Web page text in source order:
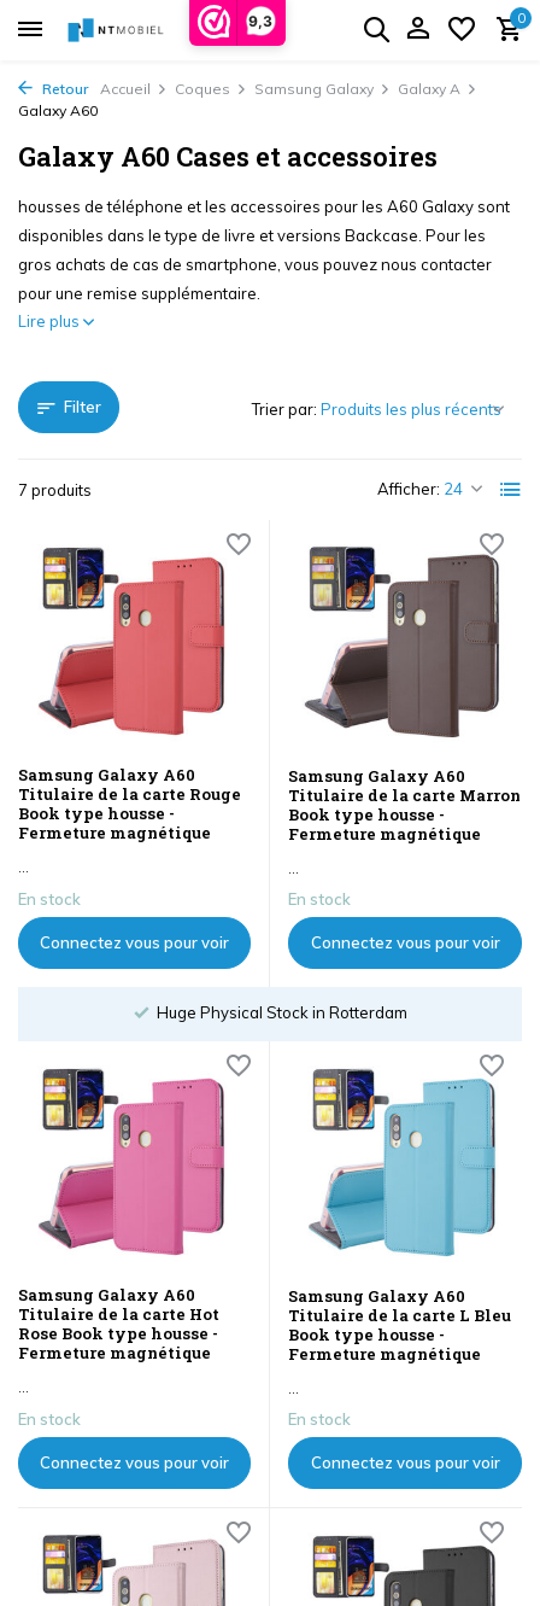
9,3 0
Retour Accueil Coques Samsung Galaxy
Galaxy A
Galaxy A60
Galaxy A60 Cases et accessoires
housses de téléphone et les accessoires pour les A60 Galaxy sont
disponibles dans le type de livre et versions Backcase. Pour les
gros achats de cas de smartphone, vous pouvez nous contacter
pour une remise supplémentaire.
Lire plus
Filter
7 produits Afficher:
Trier par:
Samsung Galaxy A60
Titulaire de la carte Rouge
Book type housse -
Fermeture magnétique
En stock
Connectez vous pour voir
Samsung Galaxy A60
Titulaire de la carte Marron
Book type housse -
Fermeture magnétique
En stock
Connectez vous pour voir
Huge Physical Stock in Rotterdam
Samsung Galaxy A60
Titulaire de la carte Hot
Rose Book type housse -
Fermeture magnétique
...
En stock
Connectez vous pour voir
Samsung Galaxy A60
Titulaire de la carte L Bleu
Book type housse -
Fermeture magnétique
...
En stock
Connectez vous pour voir